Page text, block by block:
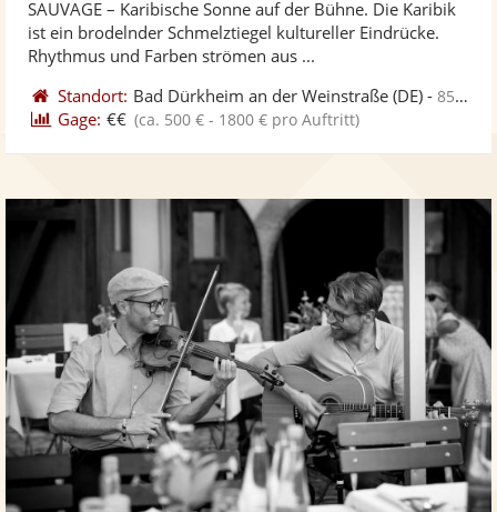
Fotos
5
SAUVAGE – Karibische Sonne auf der Bühne. Die Karibik
ist ein brodelnder Schmelztiegel kultureller Eindrücke.
Rhythmus und Farben strömen aus ...
Standort: Bad Dürkheim an der Weinstraße (DE) -85 km von Heilbronn
Gage: €€ (ca. 500 € - 1800 € pro Auftritt)